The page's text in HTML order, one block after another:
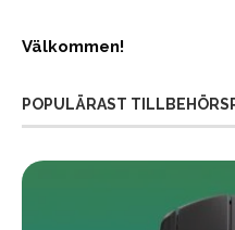
Välkommen!
POPULÄRAST